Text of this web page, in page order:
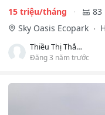
15 triệu/tháng
83
Sky Oasis Ecopark
Thiều Thị Thắm
Đăng 3 năm trước